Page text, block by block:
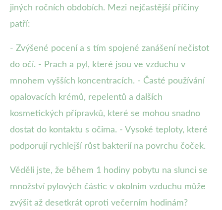
jiných ročních obdobích. Mezi nejčastější příčiny
patří:
- Zvýšené pocení a s tím spojené zanášení nečistot
do očí. - Prach a pyl, které jsou ve vzduchu v
mnohem vyšších koncentracích. - Časté používání
opalovacích krémů, repelentů a dalších
kosmetických přípravků, které se mohou snadno
dostat do kontaktu s očima. - Vysoké teploty, které
podporují rychlejší růst bakterií na povrchu čoček.
Věděli jste, že během 1 hodiny pobytu na slunci se
množství pylových částic v okolním vzduchu může
zvýšit až desetkrát oproti večerním hodinám?